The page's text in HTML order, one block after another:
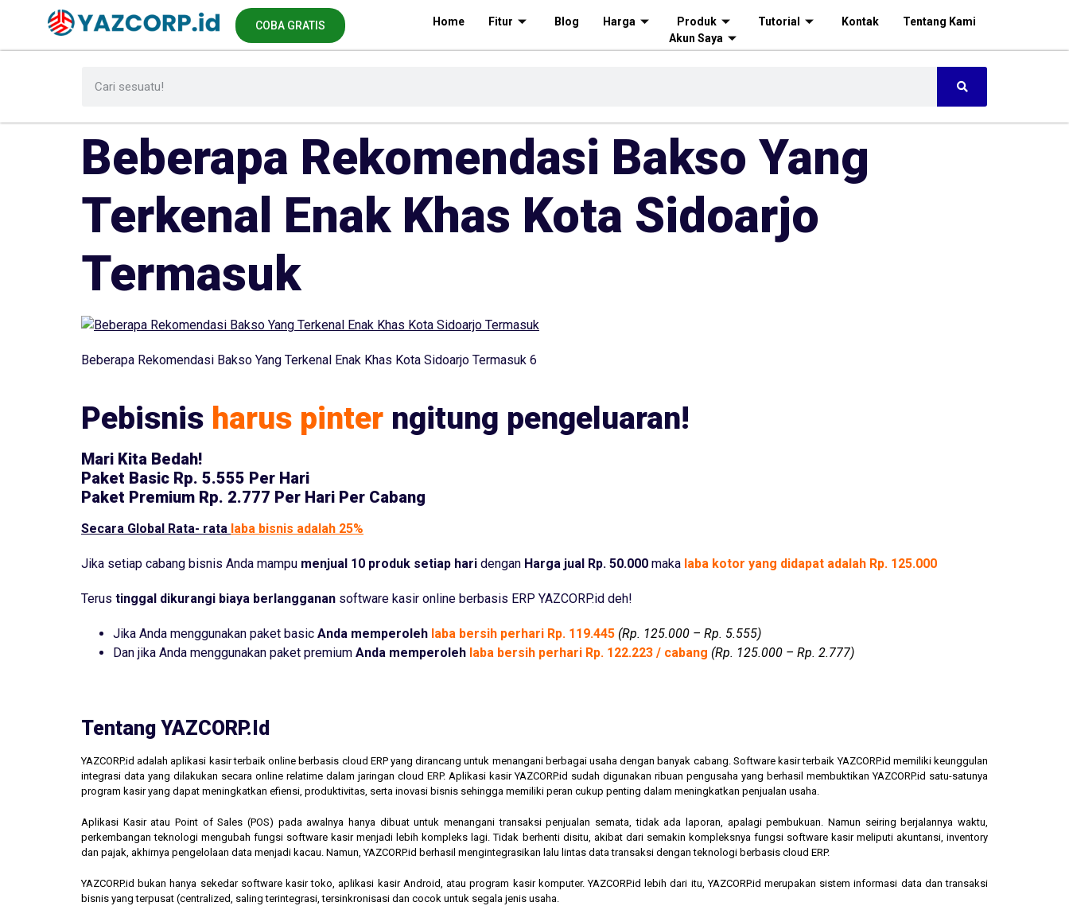
COBA GRATIS Home Fitur Blog Harga Produk Tutorial Kontak
Tentang Kami
Akun Saya
Beberapa Rekomendasi Bakso Yang
Terkenal Enak Khas Kota Sidoarjo
Termasuk
Beberapa Rekomendasi Bakso Yang Terkenal Enak Khas Kota Sidoarjo Termasuk 6
Pebisnis harus pinter ngitung pengeluaran!
Mari Kita Bedah!
Paket Basic Rp. 5.555 Per Hari
Paket Premium Rp. 2.777 Per Hari Per Cabang
Secara Global Rata- rata laba bisnis adalah 25%
Jika setiap cabang bisnis Anda mampu menjual 10 produk setiap hari dengan Harga jual Rp. 50.000 maka laba kotor yang didapat adalah Rp. 125.000
Terus tinggal dikurangi biaya berlangganan software kasir online berbasis ERP YAZCORP.id deh!
Jika Anda menggunakan paket basic Anda memperoleh laba bersih perhari Rp. 119.445 (Rp. 125.000 – Rp. 5.555)
Dan jika Anda menggunakan paket premium Anda memperoleh laba bersih perhari Rp. 122.223 / cabang (Rp. 125.000 – Rp. 2.777)
Tentang YAZCORP.id
YAZCORP.id adalah aplikasi kasir terbaik online berbasis cloud ERP yang dirancang untuk menangani berbagai usaha dengan banyak cabang. Software kasir terbaik YAZCORP.id memiliki keunggulan
integrasi data yang dilakukan secara online relatime dalam jaringan cloud ERP. Aplikasi kasir YAZCORP.id sudah digunakan ribuan pengusaha yang berhasil membuktikan YAZCORP.id satu-satunya
program kasir yang dapat meningkatkan efiensi, produktivitas, serta inovasi bisnis sehingga memiliki peran cukup penting dalam meningkatkan penjualan usaha.
Aplikasi Kasir atau Point of Sales (POS) pada awalnya hanya dibuat untuk menangani transaksi penjualan semata, tidak ada laporan, apalagi pembukuan. Namun seiring berjalannya waktu,
perkembangan teknologi mengubah fungsi software kasir menjadi lebih kompleks lagi. Tidak berhenti disitu, akibat dari semakin kompleksnya fungsi software kasir meliputi akuntansi, inventory
dan pajak, akhirnya pengelolaan data menjadi kacau. Namun, YAZCORP.id berhasil mengintegrasikan lalu lintas data transaksi dengan teknologi berbasis cloud ERP.
YAZCORP.id bukan hanya sekedar software kasir toko, aplikasi kasir Android, atau program kasir komputer. YAZCORP.id lebih dari itu, YAZCORP.id merupakan sistem informasi data dan transaksi
bisnis yang terpusat (centralized, saling terintegrasi, tersinkronisasi dan cocok untuk segala jenis usaha.